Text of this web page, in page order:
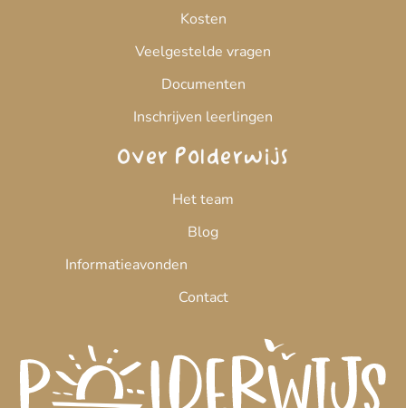
Kosten
Veelgestelde vragen
Documenten
Inschrijven leerlingen
Over Polderwijs
Het team
Blog
Informatieavonden
Contact